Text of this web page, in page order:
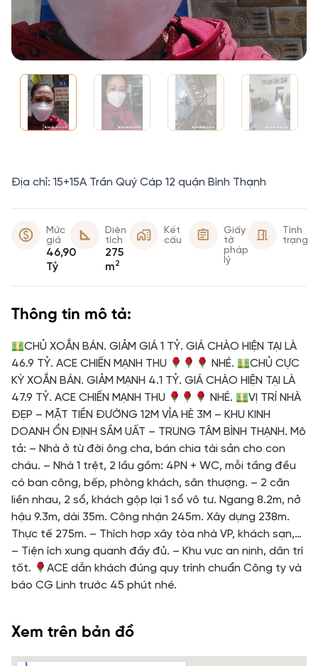
Địa chỉ: 15+15A Trần Quý Cáp 12 quận Bình Thạnh
Mức
giá
46,90
Tỷ
Diện
tích
275
m2
Kết
cấu
Giấy
tờ
pháp
lý
Tình
trạng
Thông tin mô tả:
CHỦ XOẮN BÁN. GIẢM GIÁ 1 TỶ. GIÁ CHÀO HIỆN TẠI LÀ
46.9 TỶ. ACE CHIẾN MẠNH THU
NHÉ.
CHỦ CỰC
KỲ XOẮN BÁN. GIẢM MẠNH 4.1 TỶ. GIÁ CHÀO HIỆN TẠI LÀ
47.9 TỶ. ACE CHIẾN MẠNH THU
NHÉ.
VỊ TRÍ NHÀ
ĐẸP – MẶT TIỀN ĐƯỜNG 12M VỈA HÈ 3M – KHU KINH
DOANH ỔN ĐỊNH SẦM UẤT – TRUNG TÂM BÌNH THẠNH. Mô
tả: – Nhà ở từ đời ông cha, bán chia tài sản cho con
cháu. – Nhà 1 trệt, 2 lầu gồm: 4PN + WC, mỗi tầng đều
có ban công, bếp, phòng khách, sân thượng. – 2 căn
liền nhau, 2 sổ, khách gộp lại 1 sổ vô tư. Ngang 8.2m, nở
hậu 9.3m, dài 35m. Công nhận 245m. Xây dựng 238m.
Thực tế 275m. – Thích hợp xây tòa nhà VP, khách sạn,…
– Tiện ích xung quanh đầy đủ. – Khu vực an ninh, dân trí
tốt.
ACE dẫn khách đúng quy trình chuẩn Công ty và
báo CG Linh trước 45 phút nhé.
Xem trên bản đồ